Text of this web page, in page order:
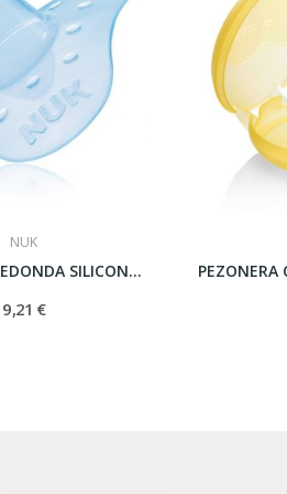
NUK
PEZONERA REDONDA SILICONA T - M
9,21 €